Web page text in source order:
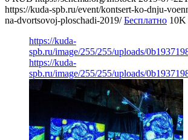
https://kuda-spb.ru/event/kontsert-ko-dnju-
na-dvortsovoj-ploschadi-2019/ Бесплатно 10K
https://kuda-
spb.ru/image/255/255/uploads/
https://kuda-
spb.ru/image/255/255/uploads/